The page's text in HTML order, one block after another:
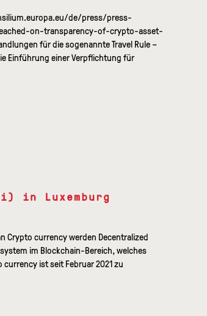
de/press/press-
on-transparency-of-crypto-asset-
für die sogenannte Travel Rule –
Einführung einer Verpflichtung für
in Luxemburg
Crypto currency werden Decentralized
im Blockchain-Bereich, welches
ist seit Februar 2021 zu